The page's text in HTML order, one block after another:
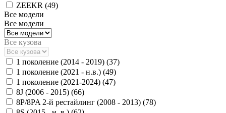
ZEEKR (49)
Все модели
Все модели
Все кузова
1 поколение (2014 - 2019) (37)
1 поколение (2021 - н.в.) (49)
1 поколение (2021-2024) (47)
8J (2006 - 2015) (66)
8P/8PA 2-й рестайлинг (2008 - 2013) (78)